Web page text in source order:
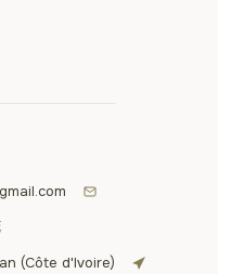
(Côte d'Ivoire)